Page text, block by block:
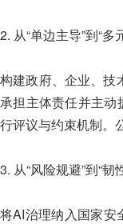
2. 从“单边主导”到“多
构建政府、企业、技
承担主体责任并主动
行评议与约束机制。
3. 从“风险规避”到“韧
将AI治理纳入国家